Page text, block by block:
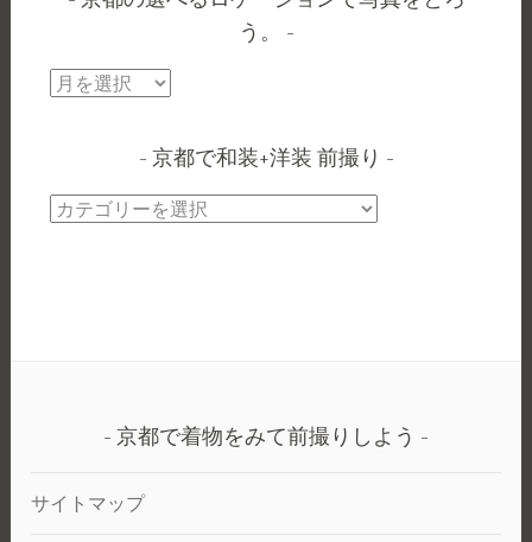
う。
京
べ
る
真
京都で和装+洋装 前撮り
京
京都で着物をみて前撮りしよう
サイトマップ